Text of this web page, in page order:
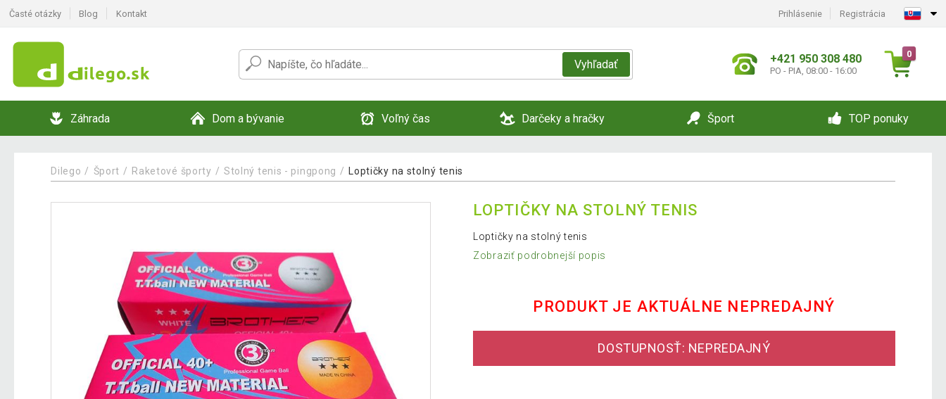
Časté otázky Blog Kontakt Prihlásenie Registrácia
Vyhľadať +421 950 308 480
PO - PIA, 08:00 - 16:00
0
Záhrada Dom a bývanie Voľný čas Darčeky a hračky Šport TOP ponuky
Dilego Šport Raketové športy Stolný tenis - pingpong Loptičky na stolný tenis
LOPTIČKY NA STOLNÝ TENIS
Loptičky na stolný tenis
Zobraziť podrobnejší popis
PRODUKT JE AKTUÁLNE NEPREDAJNÝ
DOSTUPNOSŤ: NEPREDAJNÝ